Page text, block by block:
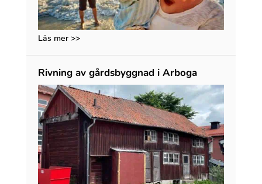
Läs mer >>
Rivning av gårdsbyggnad i Arboga